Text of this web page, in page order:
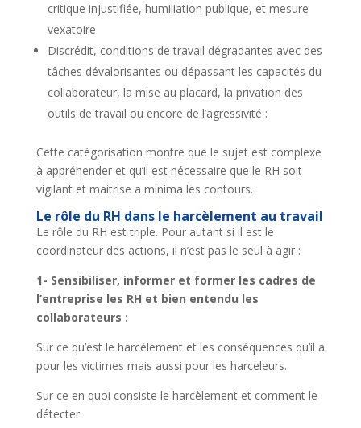
critique injustifiée, humiliation publique, et mesure
vexatoire
Discrédit, conditions de travail dégradantes avec des
tâches dévalorisantes ou dépassant les capacités du
collaborateur, la mise au placard, la privation des
outils de travail ou encore de l’agressivité :
Cette catégorisation montre que le sujet est complexe
à appréhender et qu’il est nécessaire que le RH soit
vigilant et maitrise a minima les contours.
Le rôle du RH dans le harcèlement au travail
Le rôle du RH est triple. Pour autant si il est le
coordinateur des actions, il n’est pas le seul à agir :
1- Sensibiliser, informer et former les cadres de
l’entreprise les RH et bien entendu les
collaborateurs :
Sur ce qu’est le harcèlement et les conséquences qu’il a
pour les victimes mais aussi pour les harceleurs.
Sur ce en quoi consiste le harcèlement et comment le
détecter